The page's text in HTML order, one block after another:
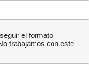
el formato
trabajamos con este